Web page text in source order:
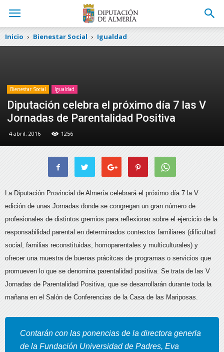
Inicio Bienestar Social Igualdad
Bienestar Social Igualdad
Diputación celebra el próximo día 7 las V
Jornadas de Parentalidad Positiva
4 abril, 2016 1256
La Diputación Provincial de Almería celebrará el próximo día 7 la V
edición de unas Jornadas donde se congregan un gran número de
profesionales de distintos gremios para reflexionar sobre el ejercicio de la
responsabilidad parental en determinados contextos familiares (dificultad
social, familias reconstituidas, homoparentales y multiculturales) y
ofrecer una muestra de buenas prácitcas de programas o servicios que
promueven lo que se denomina parentalidad positiva. Se trata de las V
Jornadas de Parentalidad Positiva, que se desarrollarán durante toda la
mañana en el Salón de Conferencias de la Casa de las Mariposas.
Contarán con las ponencias de la directora generla
de la Fundación Universidad de Padres, Eva